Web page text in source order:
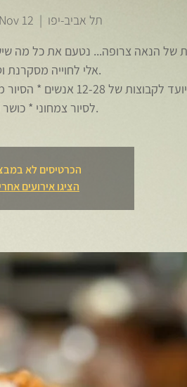
12
  |
תל אביב-יפו
של הנאה צרופה... נטעם את כל מה
אלי לחוייה מסקרנת
לסיור צמחוני * כושר סטייל.
הכרטיסים לא
הציגו אירועים